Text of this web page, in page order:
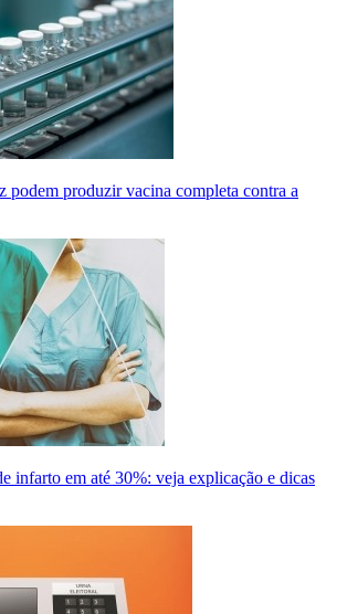
podem produzir vacina completa contra a
infarto em até 30%: veja explicação e dicas